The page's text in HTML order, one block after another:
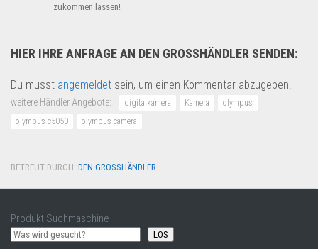
zukommen lassen!
HIER IHRE ANFRAGE AN DEN GROSSHÄNDLER SENDEN:
Du musst angemeldet sein, um einen Kommentar abzugeben.
weitere Händler Angebote: digitalkamera Kamera
olympus
olympus c5050
olympus camera
BETREUT DURCH: DEN GROSSHÄNDLER ·
Produkt Suchmaschine
LOS